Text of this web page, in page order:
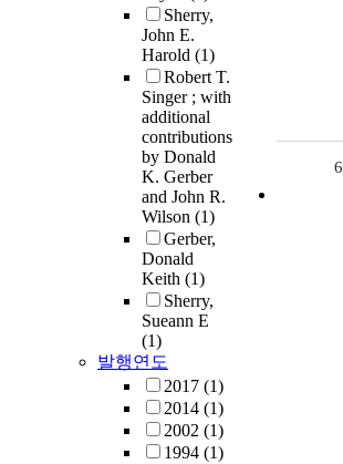
Sherry,
John E.
Harold (1)
Robert T.
Singer ; with
additional
contributions
by Donald
K. Gerber
and John R.
Wilson (1)
Gerber,
Donald
Keith (1)
Sherry,
Sueann E
(1)
발행연도
2017 (1)
2014 (1)
2002 (1)
1994 (1)
6